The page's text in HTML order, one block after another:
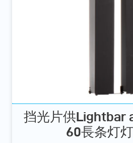
挡光片供Lightbar
60長条灯